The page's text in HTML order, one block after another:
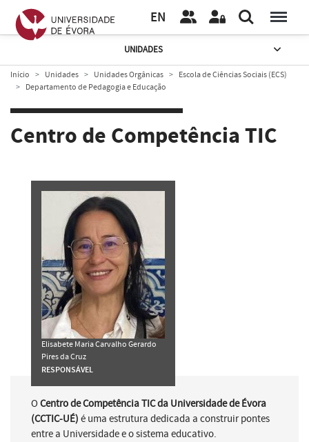
EN
UNIDADES
Início Unidades Unidades Orgânicas
Escola de Ciências Sociais (ECS)
Departamento de Pedagogia e Educação
Centro de Competência TIC
Elisabete Maria Carvalho Gerardo
Pires da Cruz
RESPONSÁVEL
O Centro de Competência TIC da Universidade de Évora
(CCTIC-UÉ) é uma estrutura dedicada a construir pontes
entre a Universidade e o sistema educativo.